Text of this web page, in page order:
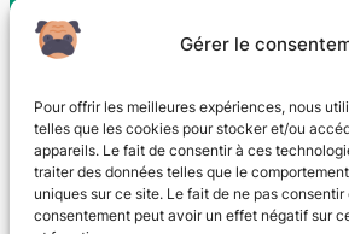
Gérer le
Pour offrir les meilleures expériences, nous
telles que les cookies pour stocker et/ou
appareils. Le fait de consentir à ces
traiter des données telles que le
uniques sur ce site. Le fait de ne pas consentir
consentement peut avoir un effet négatif sur
Politique de confidentialité
Contact